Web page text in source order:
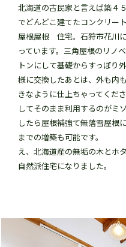
北海道の古民家と言えば築４
でどんどこ建てたコン
屋根屋根 住宅。石狩市花川
っています。三角屋根
トンにして基礎からすっぽり
様に交換したあとは
きなように仕上ちゃってくだ
してそのまま利用する
したら屋根補強て無落雪屋根
までの増築も可能で
え、北海道産の無垢の木とホ
自然派住宅になりました。